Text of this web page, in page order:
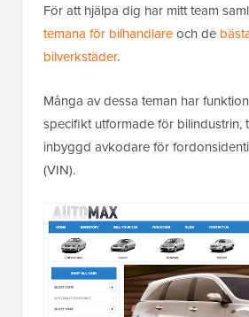
För att hjälpa dig har mitt team
temana för bilhandlareoch de
bilverkstäder.
Många av dessa teman har
specifikt utformade för bilindustrin,
inbyggd avkodare för
(VIN).